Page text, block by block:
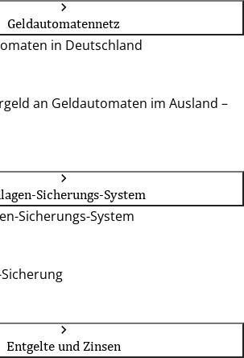
34320, 34329, 34359, 34369, 34379,
34399, 34466, 34479
Geldautomatennetz
in Deutschland
an Geldautomaten im Ausland –
Sicherungs-System
Sicherungs-System
Entgelte und Zinsen